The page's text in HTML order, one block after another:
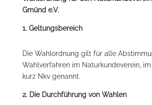
Gmünd e.V.
1. Geltungsbereich
Die Wahlordnung gilt für alle
Wahlverfahren im Naturkundeverein,
kurz Nkv genannt.
2. Die Durchführung von Wahlen